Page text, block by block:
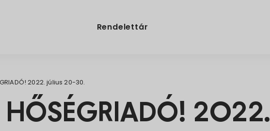
Rendelettár
2022. július 20-30.
2022.